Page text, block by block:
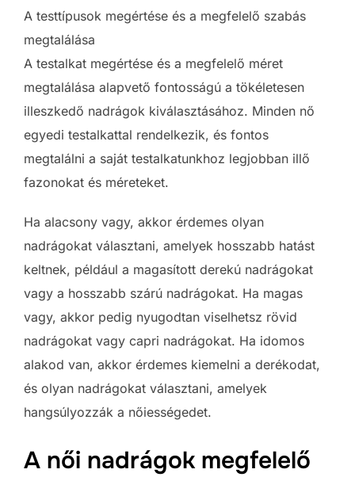
A testtípusok megértése és a megfelelő szabás
megtalálása
A testalkat megértése és a megfelelő méret
megtalálása alapvető fontosságú a tökéletesen
illeszkedő nadrágok kiválasztásához. Minden nő
egyedi testalkattal rendelkezik, és fontos
megtalálni a saját testalkatunkhoz legjobban illő
fazonokat és méreteket.
Ha alacsony vagy, akkor érdemes olyan
nadrágokat választani, amelyek hosszabb hatást
keltnek, például a magasított derekú nadrágokat
vagy a hosszabb szárú nadrágokat. Ha magas
vagy, akkor pedig nyugodtan viselhetsz rövid
nadrágokat vagy capri nadrágokat. Ha idomos
alakod van, akkor érdemes kiemelni a derékodat,
és olyan nadrágokat választani, amelyek
hangsúlyozzák a nőiességedet.
A női nadrágok megfelelő